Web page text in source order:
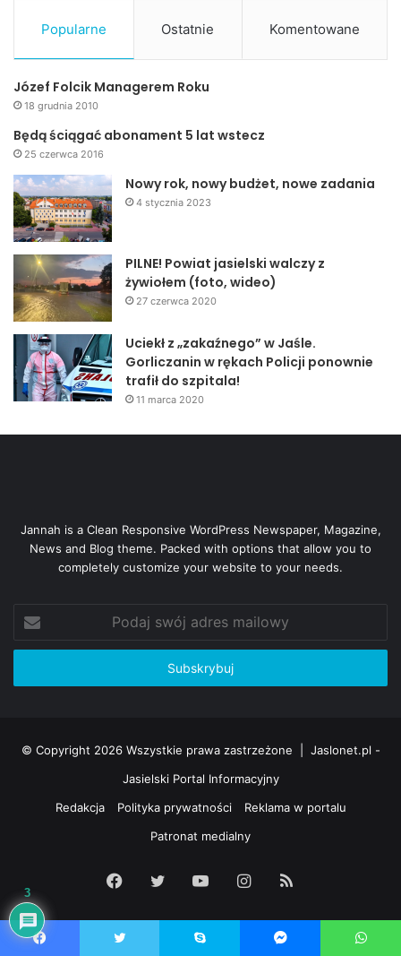
Popularne Ostatnie Komentowane
Józef Folcik Managerem Roku
18 grudnia 2010
Będą ściągać abonament 5 lat wstecz
25 czerwca 2016
Nowy rok, nowy budżet, nowe zadania
4 stycznia 2023
PILNE! Powiat jasielski walczy z
żywiołem (foto, wideo)
27 czerwca 2020
Uciekł z „zakaźnego” w Jaśle.
Gorliczanin w rękach Policji ponownie
trafił do szpitala!
11 marca 2020
Jannah is a Clean Responsive WordPress Newspaper, Magazine,
News and Blog theme. Packed with options that allow you to
completely customize your website to your needs.
swój
adres
© Copyright 2026 Wszystkie prawa zastrzeżone | Jaslonet.pl -
Jasielski Portal Informacyjny
Redakcja
Polityka prywatności
Reklama w portalu
Patronat medialny
Facebook
Twitter YouTubeInstagram
3